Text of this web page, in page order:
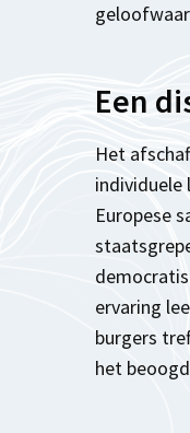
Een
Het
individuele
Europese
ervaring
burgers
het